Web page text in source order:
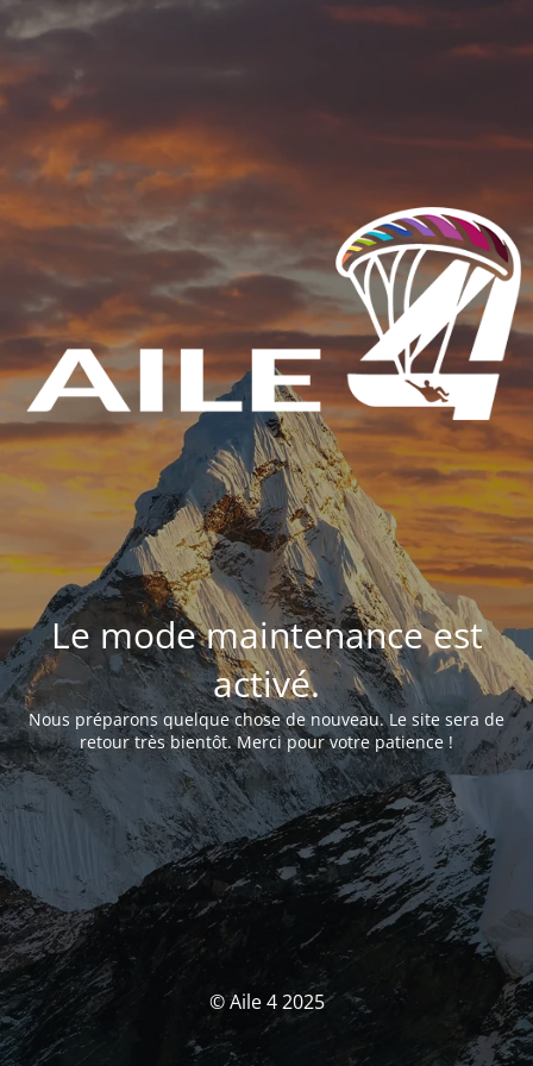
Le mode maintenance est
activé.
Nous préparons quelque chose de nouveau. Le site sera de
retour très bientôt. Merci pour votre patience !
© Aile 4 2025